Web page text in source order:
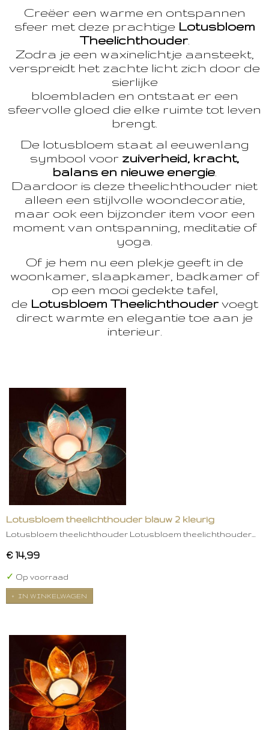
Creëer een warme en ontspannen
sfeer met deze prachtige Lotusbloem
Theelichthouder.
Zodra je een waxinelichtje aansteekt,
verspreidt het zachte licht zich door de
sierlijke
bloembladen en ontstaat er een
sfeervolle gloed die elke ruimte tot leven
brengt.
De lotusbloem staat al eeuwenlang
symbool voor zuiverheid, kracht,
balans en nieuwe energie
Daardoor is deze theelichthouder niet
alleen een stijlvolle woondecoratie,
maar ook een bijzonder item voor een
moment van ontspanning, meditatie of
yoga.
Of je hem nu een plekje geeft in de
woonkamer, slaapkamer, badkamer of
op een mooi gedekte tafel,
de Lotusbloem Theelichthoudervoegt
direct warmte en elegantie toe aan je
interieur.
Lotusbloem theelichthouder blauw 2 kleurig
Lotusbloem theelichthouder Lotusbloem theelichthouder…
€ 14,99
✓ Op voorraad
IN WINKELWAGEN